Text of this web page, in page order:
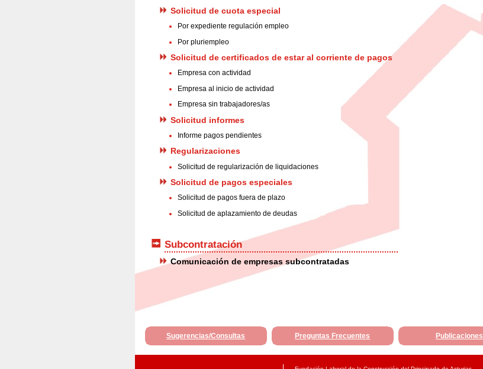
Solicitud de cuota especial
Por expediente regulación empleo
Por pluriempleo
Solicitud de certificados de estar al corriente de pagos
Empresa con actividad
Empresa al inicio de actividad
Empresa sin trabajadores/as
Solicitud informes
Informe pagos pendientes
Regularizaciones
Solicitud de regularización de liquidaciones
Solicitud de pagos especiales
Solicitud de pagos fuera de plazo
Solicitud de aplazamiento de deudas
Subcontratación
Comunicación de empresas subcontratadas
Sugerencias/Consultas Preguntas Frecuentes Publicaciones